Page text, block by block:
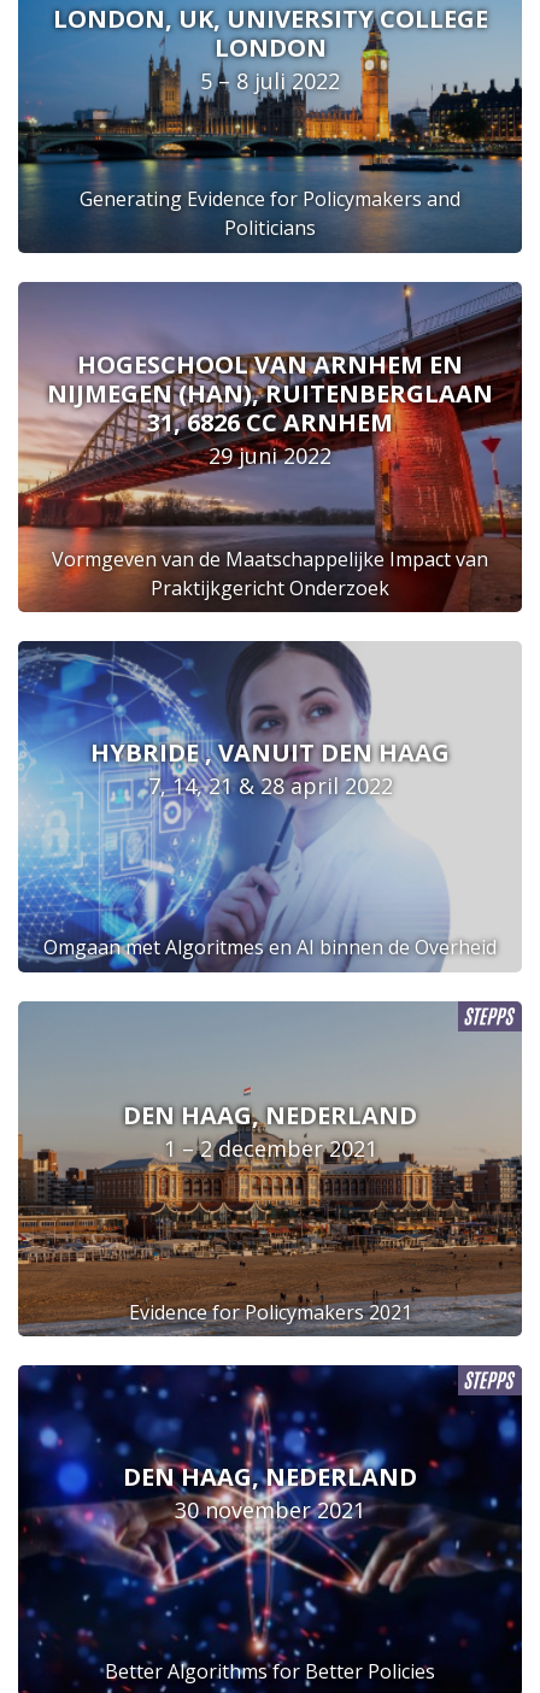
LONDON, UK, UNIVERSITY COLLEGE
LONDON
5 – 8 juli 2022
Generating Evidence for Policymakers and
Politicians
HOGESCHOOL VAN ARNHEM EN
NIJMEGEN (HAN), RUITENBERGLAAN
31, 6826 CC ARNHEM
29 juni 2022
Vormgeven van de Maatschappelijke Impact van
Praktijkgericht Onderzoek
HYBRIDE , VANUIT DEN HAAG
7, 14, 21 & 28 april 2022
Omgaan met Algoritmes en AI binnen de Overheid
DEN HAAG, NEDERLAND
1 – 2 december 2021
Evidence for Policymakers 2021
DEN HAAG, NEDERLAND
30 november 2021
Better Algorithms for Better Policies